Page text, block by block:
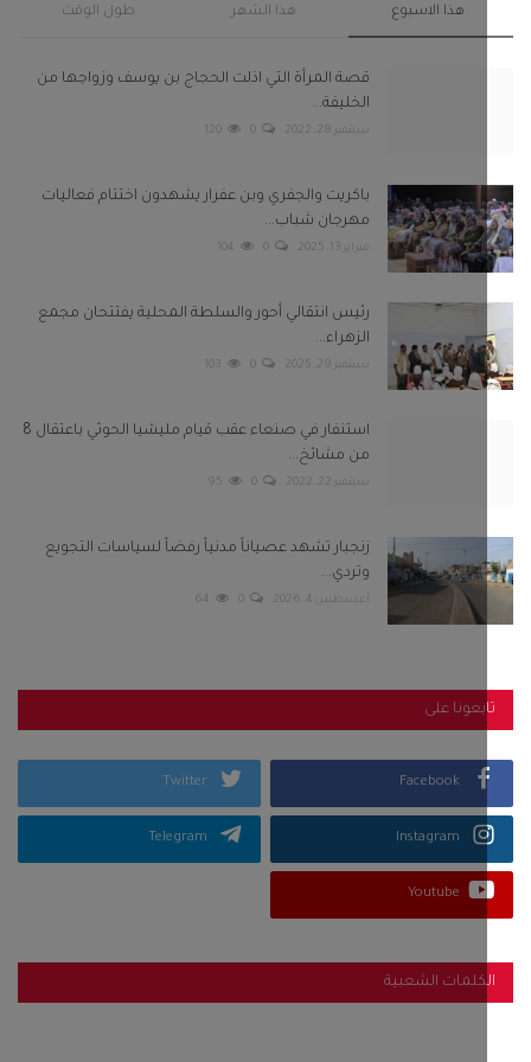
هذا الاسبوع هذا الشهر طول الوقت
قصة المرأة التي اذلت الحجاج بن يوسف وزواجها من
الخليفة...
0
120
باكريت والجفري وبن عفرار يشهدون اختتام فعاليات
مهرجان شباب...
فبراير 13, 2025 0
104
رئيس انتقالي أحور والسلطة المحلية يفتتحان مجمع
الزهراء...
سبتمبر 29, 2025 0
103
استنفار في صنعاء عقب قيام مليشيا الحوثي باعتقال 8
من مشائخ...
0
95
زنجبار تشهد عصياناً مدنياً رفضاً لسياسات التجويع
وتردي...
أغسطس 4, 2026 0
64
على
Facebook
Twitter
Instagram
Telegram
Youtube
الشعبية